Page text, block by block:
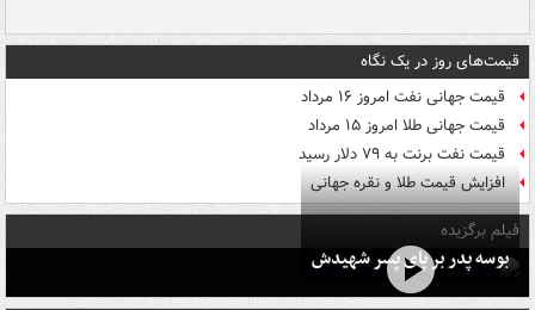
قیمت‌های روز در یک نگاه
قیمت جهانی نفت امروز ۱۶ مرداد
قیمت جهانی طلا امروز ۱۵ مرداد
قیمت نفت برنت به ۷۹ دلار رسید
افزایش قیمت طلا و نقره جهانی
فیلم برگزیده
بوسه‌ پدر بر پای پسر شهیدش